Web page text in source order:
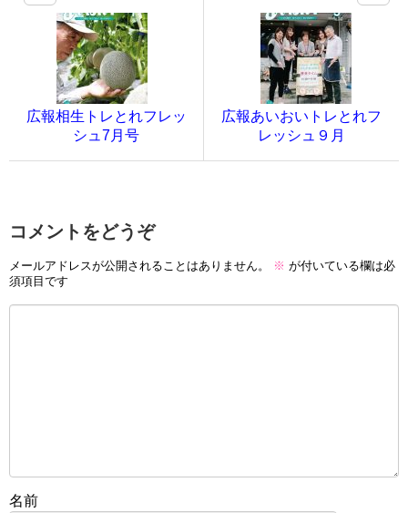
広報相生トレとれフレッ
シュ7月号
広報あいおいトレとれフ
レッシュ９月
コメントをどうぞ
メールアドレスが公開されることはありません。 ※ が付いている欄は必
須項目です
名前